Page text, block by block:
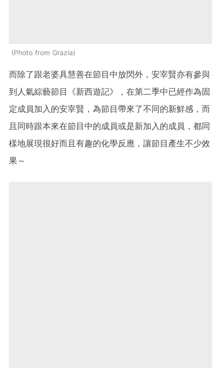
Photo from Grazia
而除了跟老婆具慧善在節目中放閃外，安宰賢亦有參與
到人氣綜藝節目《新西遊記》，在第二季中已經作為固
定成員加入的安宰賢，為節目帶來了不同的新鮮感，而
且同時跟本來在節目中的成員或是新加入的成員，都同
樣地展現很好而且有趣的化學反應，讓節目產生不少效
果～